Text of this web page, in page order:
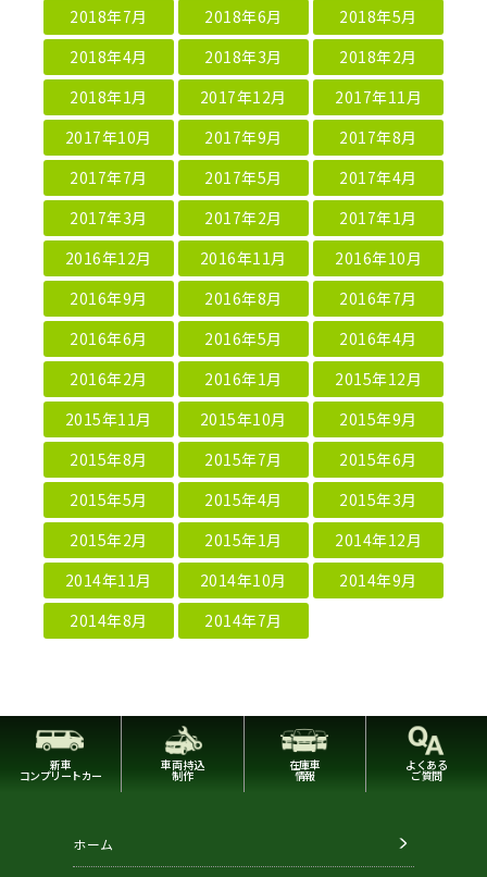
2018年7月
2018年6月
2018年5月
2018年4月
2018年3月
2018年2月
2018年1月
2017年12月
2017年11月
2017年10月
2017年9月
2017年8月
2017年7月
2017年5月
2017年4月
2017年3月
2017年2月
2017年1月
2016年12月
2016年11月
2016年10月
2016年9月
2016年8月
2016年7月
2016年6月
2016年5月
2016年4月
2016年2月
2016年1月
2015年12月
2015年11月
2015年10月
2015年9月
2015年8月
2015年7月
2015年6月
2015年5月
2015年4月
2015年3月
2015年2月
2015年1月
2014年12月
2014年11月
2014年10月
2014年9月
2014年8月
2014年7月
新車
コンプリートカー
車両持込
制作
在庫車
情報
よくある
ご質問
ホーム